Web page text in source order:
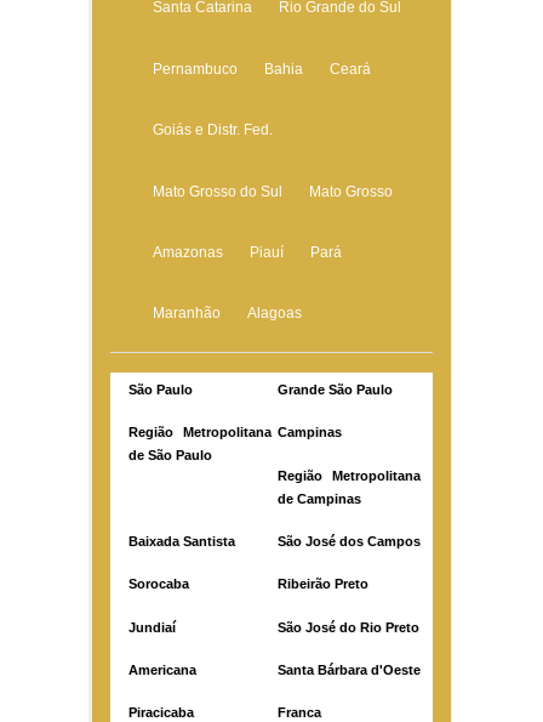
Santa Catarina Rio Grande do Sul
Pernambuco Bahia Ceará
Goiás e Distr. Fed.
Mato Grosso do Sul Mato Grosso
Amazonas Piauí Pará
Maranhão Alagoas
São Paulo Grande São Paulo
Região Metropolitana
de São Paulo
Campinas
Região Metropolitana
de Campinas
Baixada Santista São José dos Campos
Sorocaba Ribeirão Preto
Jundiaí São José do Rio Preto
Americana Santa Bárbara d'Oeste
Piracicaba Franca